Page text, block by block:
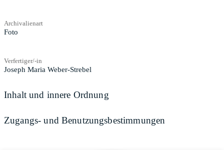
Archivalienart
Foto
Verfertiger/-in
Joseph Maria Weber-Strebel
Inhalt und innere Ordnung
Zugangs- und Benutzungsbestimmungen